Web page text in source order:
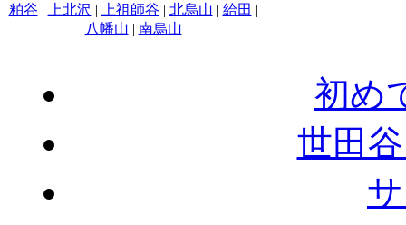
粕谷 | 上北沢 | 上祖師谷 | 北烏山 | 給田 |
八幡山 | 南烏山
初め
世田